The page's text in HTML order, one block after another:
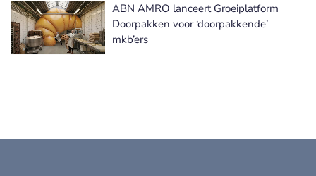
ABN AMRO lanceert Groeiplatform
Doorpakken voor ‘doorpakkende’
mkb’ers